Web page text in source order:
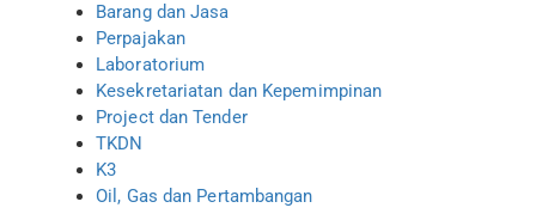
Barang dan Jasa
Perpajakan
Laboratorium
Kesekretariatan dan Kepemimpinan
Project dan Tender
TKDN
K3
Oil, Gas dan Pertambangan